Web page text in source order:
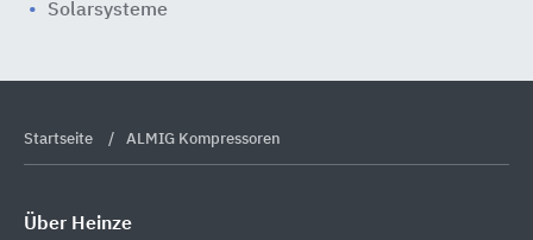
Solarsysteme
Startseite ALMIG Kompressoren
Über Heinze